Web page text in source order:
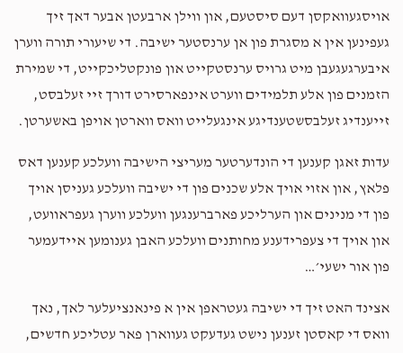
אויסגעוואקסן דעם סיסטעם, און ווילן ארבעטן אבער דאך זיך
געפינען אין א מסגרת פון אן ערנסטער ישיבה. די שיעורי תורה ווערן
איבערגעגעבן מיט גרויס ערנסטקייט און פונקטליכקייט, די שמירת
הזמנים פון אלע תלמידים ווערט אינפארסירט דורך זיי זעלבסט,
זייענדיג זעלבסשטענדיגע אינגעלייט וואס ווארטן אויפן באשערטן.
עדות זאגן קענען די הונדערטער מעריצי הישיבה וועלכע קענען דאס
פלאץ, און אזוי אויך אלע שכנים פון די ישיבה וועלכע געניסן אויך
פון די מנינים און הערליכע פארברענגען וועלכע ווערן געפראוועט,
און אויך די צעפרידענע מחותנים וועלכע האבן גענומען איידעמער
פון אור ישעי׳…
אצינד האט זיך די ישיבה געטראפן אין א פינאנציעלער לאך, נאך
וואס די קאסטן זענען נישט געדעקט געווארן פאר עטליכע חדשים,